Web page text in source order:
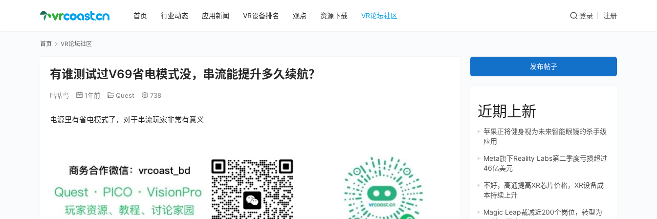
首页 行业动态 应用新闻 VR设备排名 观点 资源下载 VR论坛社区 登录 注册
首页 VR论坛社区
有谁测试过V69省电模式没，串流能提升多久续航？
咕咕鸟 1年前 Quest 738
电源里有省电模式了，对于串流玩家非常有意义
发布帖子
近期上新
苹果正将健身视为未来智能眼镜的杀手级
应用
Meta旗下Reality Labs第二季度亏损超过
46亿美元
不好，高通提高XR芯片价格，XR设备成
本持续上升
Magic Leap裁减近200个岗位，转型为